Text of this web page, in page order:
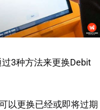
3种方法来更换Debit
以更换已经或即将过期